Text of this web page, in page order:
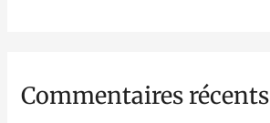
:Commentaires récents